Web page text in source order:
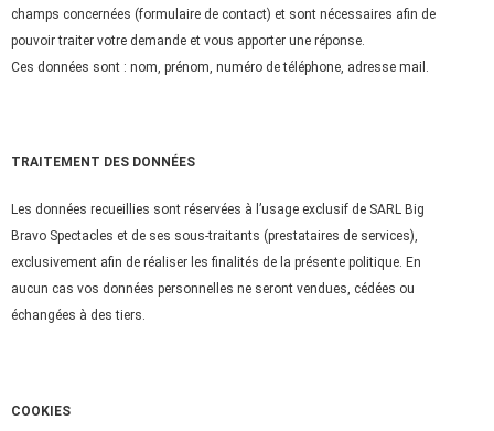
champs concernées (formulaire de contact) et sont nécessaires afin de
pouvoir traiter votre demande et vous apporter une réponse.
Ces données sont : nom, prénom, numéro de téléphone, adresse mail.
TRAITEMENT DES DONNÉES
Les données recueillies sont réservées à l’usage exclusif de SARL Big
Bravo Spectacles et de ses sous-traitants (prestataires de services),
exclusivement afin de réaliser les finalités de la présente politique. En
aucun cas vos données personnelles ne seront vendues, cédées ou
échangées à des tiers.
COOKIES